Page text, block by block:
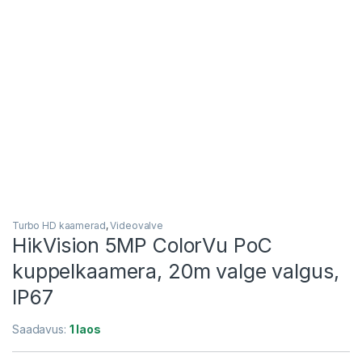
Turbo HD kaamerad,Videovalve
HikVision 5MP ColorVu PoC
kuppelkaamera, 20m valge valgus,
IP67
Saadavus: 1 laos